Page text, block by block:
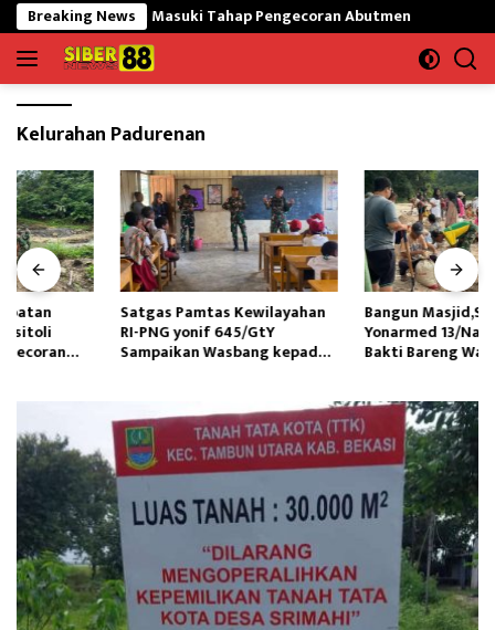
Langsung
ke
konten
Breaking NewsMasuki Tahap Pengecoran Abutmen
Kelurahan Padurenan
Satgas Pamtas Kewilayahan
RI-PNG yonif 645/GtY
Sampaikan Wasbang kepada
Bangun Masjid,Satgas
Yonarmed 13/Nanggala Kerja
Bakti Bareng Warga Senaning